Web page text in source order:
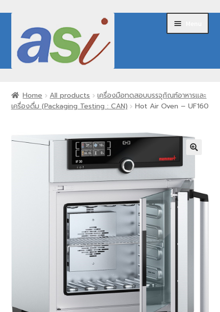
navigation
content
About Us
Our Products
child
menu
Request for Quote
Home All products
เครื่องมือทดสอบบรรจุภัณฑ์อาหารและ
เครื่องดื่ม (Packaging Testing : CAN)
Hot Air Oven – UF160